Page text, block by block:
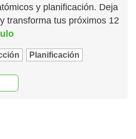
y planificación. Deja
transforma tus próximos 12
Planificación